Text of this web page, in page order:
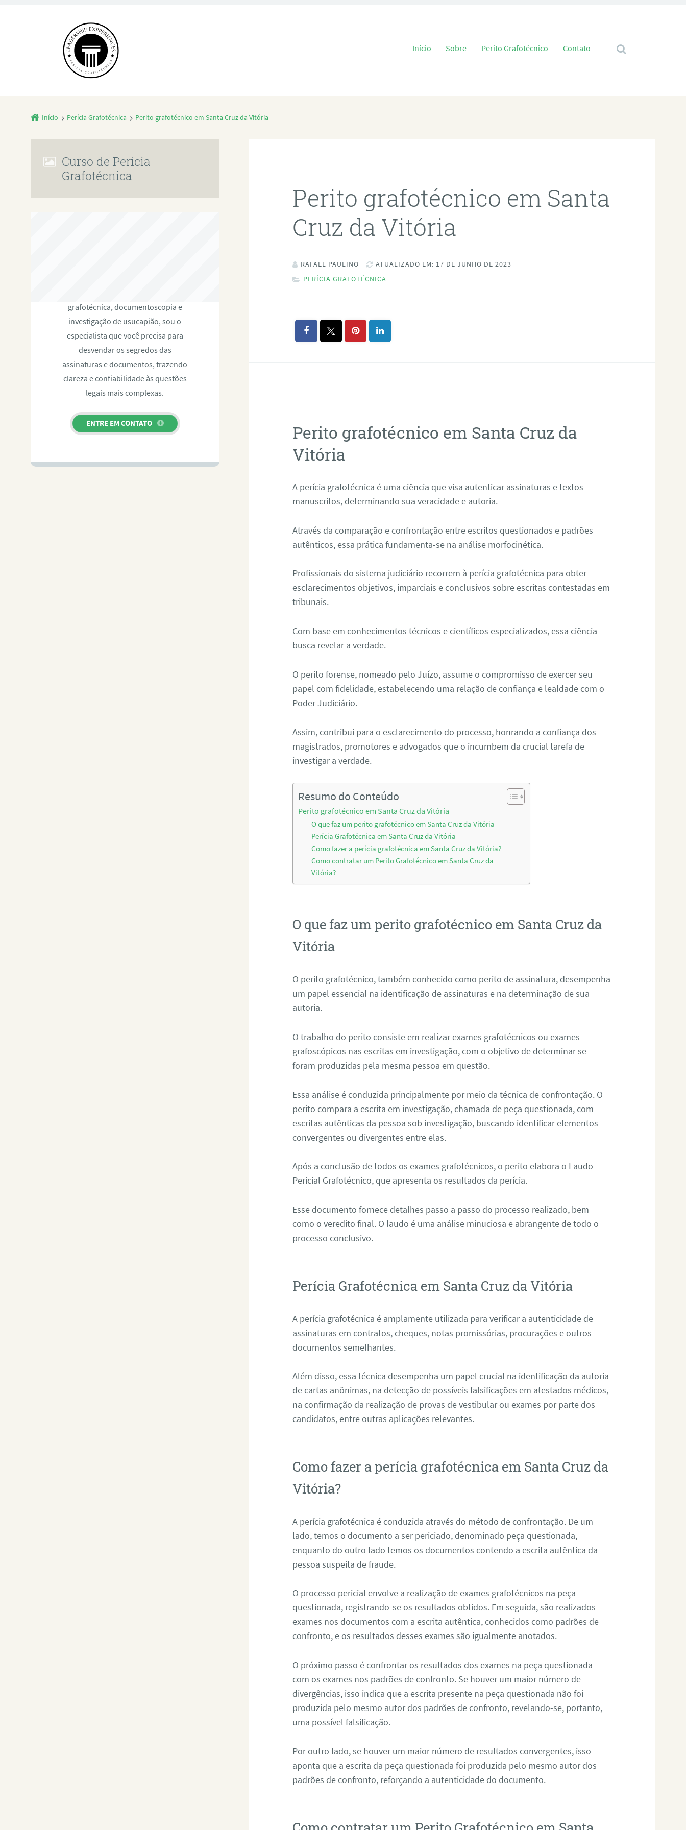
Pular para o conteúdo
Início Sobre Perito Grafotécnico Contato
Início Perícia Grafotécnica Perito grafotécnico em Santa Cruz da Vitória
Perito grafotécnico em Santa
Cruz da Vitória
RAFAEL PAULINO
ATUALIZADO EM: 17 DE JUNHO DE 2023
PERÍCIA GRAFOTÉCNICA
Perito grafotécnico em Santa Cruz da
Vitória
A perícia grafotécnica é uma ciência que visa autenticar assinaturas e textos
manuscritos, determinando sua veracidade e autoria.
Através da comparação e confrontação entre escritos questionados e padrões
autênticos, essa prática fundamenta-se na análise morfocinética.
Profissionais do sistema judiciário recorrem à perícia grafotécnica para obter
esclarecimentos objetivos, imparciais e conclusivos sobre escritas contestadas em
tribunais.
Com base em conhecimentos técnicos e científicos especializados, essa ciência
busca revelar a verdade.
O perito forense, nomeado pelo Juízo, assume o compromisso de exercer seu
papel com fidelidade, estabelecendo uma relação de confiança e lealdade com o
Poder Judiciário.
Assim, contribui para o esclarecimento do processo, honrando a confiança dos
magistrados, promotores e advogados que o incumbem da crucial tarefa de
investigar a verdade.
Resumo do Conteúdo
Perito grafotécnico em Santa Cruz da Vitória
O que faz um perito grafotécnico em Santa Cruz da Vitória
Perícia Grafotécnica em Santa Cruz da Vitória
Como fazer a perícia grafotécnica em Santa Cruz da Vitória?
Como contratar um Perito Grafotécnico em Santa Cruz da
Vitória?
O que faz um perito grafotécnico em Santa Cruz da
Vitória
O perito grafotécnico, também conhecido como perito de assinatura, desempenha
um papel essencial na identificação de assinaturas e na determinação de sua
autoria.
O trabalho do perito consiste em realizar exames grafotécnicos ou exames
grafoscópicos nas escritas em investigação, com o objetivo de determinar se
foram produzidas pela mesma pessoa em questão.
Essa análise é conduzida principalmente por meio da técnica de confrontação. O
perito compara a escrita em investigação, chamada de peça questionada, com
escritas autênticas da pessoa sob investigação, buscando identificar elementos
convergentes ou divergentes entre elas.
Após a conclusão de todos os exames grafotécnicos, o perito elabora o Laudo
Pericial Grafotécnico, que apresenta os resultados da perícia.
Esse documento fornece detalhes passo a passo do processo realizado, bem
como o veredito final. O laudo é uma análise minuciosa e abrangente de todo o
processo conclusivo.
Perícia Grafotécnica em Santa Cruz da Vitória
A perícia grafotécnica é amplamente utilizada para verificar a autenticidade de
assinaturas em contratos, cheques, notas promissórias, procurações e outros
documentos semelhantes.
Além disso, essa técnica desempenha um papel crucial na identificação da autoria
de cartas anônimas, na detecção de possíveis falsificações em atestados médicos,
na confirmação da realização de provas de vestibular ou exames por parte dos
candidatos, entre outras aplicações relevantes.
Como fazer a perícia grafotécnica em Santa Cruz da
Vitória?
A perícia grafotécnica é conduzida através do método de confrontação. De um
lado, temos o documento a ser periciado, denominado peça questionada,
enquanto do outro lado temos os documentos contendo a escrita autêntica da
pessoa suspeita de fraude.
O processo pericial envolve a realização de exames grafotécnicos na peça
questionada, registrando-se os resultados obtidos. Em seguida, são realizados
exames nos documentos com a escrita autêntica, conhecidos como padrões de
confronto, e os resultados desses exames são igualmente anotados.
O próximo passo é confrontar os resultados dos exames na peça questionada
com os exames nos padrões de confronto. Se houver um maior número de
divergências, isso indica que a escrita presente na peça questionada não foi
produzida pelo mesmo autor dos padrões de confronto, revelando-se, portanto,
uma possível falsificação.
Por outro lado, se houver um maior número de resultados convergentes, isso
aponta que a escrita da peça questionada foi produzida pelo mesmo autor dos
padrões de confronto, reforçando a autenticidade do documento.
Curso de Perícia
Grafotécnica
grafotécnica, documentoscopia e
investigação de usucapião, sou o
especialista que você precisa para
desvendar os segredos das
assinaturas e documentos, trazendo
clareza e confiabilidade às questões
legais mais complexas.
ENTRE EM CONTATO